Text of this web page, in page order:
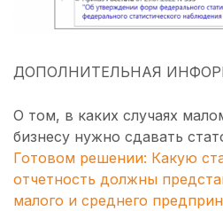
ДОПОЛНИТЕЛЬНАЯ
О том, в каких случаях
бизнесу нужно сдавать
Готовом решении: Какую
отчетность должны
малого и среднего